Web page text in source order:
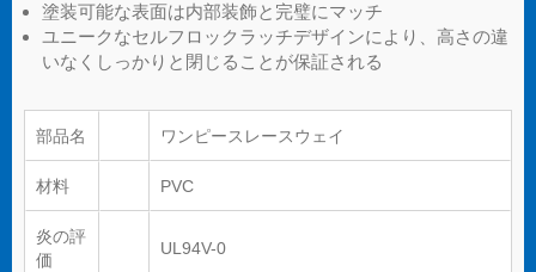
塗装可能な表面は内部装飾と完璧にマッチ
ユニークなセルフロックラッチデザインにより、高さの違
いなくしっかりと閉じることが保証される
部品名 ワンピースレースウェイ
材料 PVC
炎の評
価
UL94V-0